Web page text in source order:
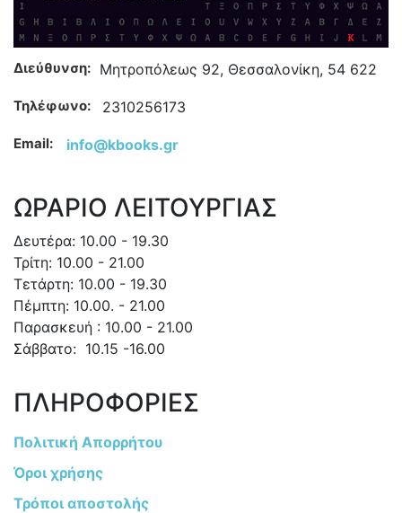
Διεύθυνση: Μητροπόλεως 92, Θεσσαλονίκη, 54 622
Τηλέφωνο: 2310256173
Email: info@kbooks.gr
ΩΡΑΡΙΟ ΛΕΙΤΟΥΡΓΙΑΣ
Δευτέρα: 10.00 - 19.30
Τρίτη: 10.00 - 21.00
Τετάρτη: 10.00 - 19.30
Πέμπτη: 10.00. - 21.00
Παρασκευή : 10.00 - 21.00
Σάββατο: 10.15 -16.00
ΠΛΗΡΟΦΟΡΙΕΣ
Πολιτική Απορρήτου
Όροι χρήσης
Τρόποι αποστολής